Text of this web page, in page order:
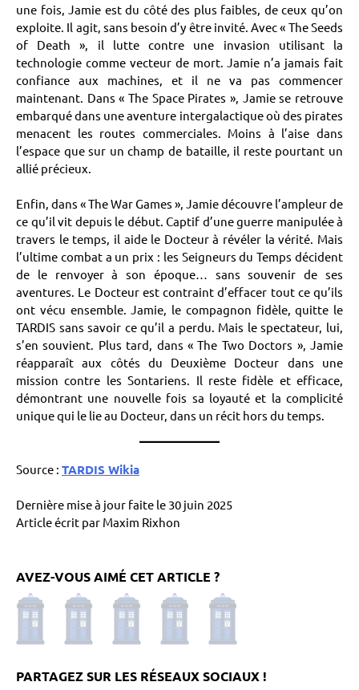
une fois, Jamie est du côté des plus faibles, de ceux qu’on
exploite. Il agit, sans besoin d’y être invité. Avec « The Seeds
of Death », il lutte contre une invasion utilisant la
technologie comme vecteur de mort. Jamie n’a jamais fait
confiance aux machines, et il ne va pas commencer
maintenant. Dans « The Space Pirates », Jamie se retrouve
embarqué dans une aventure intergalactique où des pirates
menacent les routes commerciales. Moins à l’aise dans
l’espace que sur un champ de bataille, il reste pourtant un
allié précieux.
Enfin, dans « The War Games », Jamie découvre l’ampleur de
ce qu’il vit depuis le début. Captif d’une guerre manipulée à
travers le temps, il aide le Docteur à révéler la vérité. Mais
l’ultime combat a un prix : les Seigneurs du Temps décident
de le renvoyer à son époque… sans souvenir de ses
aventures. Le Docteur est contraint d’effacer tout ce qu’ils
ont vécu ensemble. Jamie, le compagnon fidèle, quitte le
TARDIS sans savoir ce qu’il a perdu. Mais le spectateur, lui,
s’en souvient. Plus tard, dans « The Two Doctors », Jamie
réapparaît aux côtés du Deuxième Docteur dans une
mission contre les Sontariens. Il reste fidèle et efficace,
démontrant une nouvelle fois sa loyauté et la complicité
unique qui le lie au Docteur, dans un récit hors du temps.
Source : TARDIS Wikia
Dernière mise à jour faite le 30 juin 2025
Article écrit par Maxim Rixhon
AVEZ-VOUS AIMÉ CET ARTICLE ?